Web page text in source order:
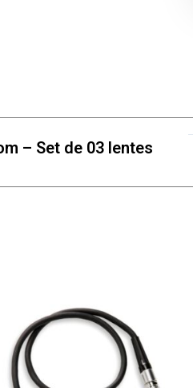
– Set de 03 lentes